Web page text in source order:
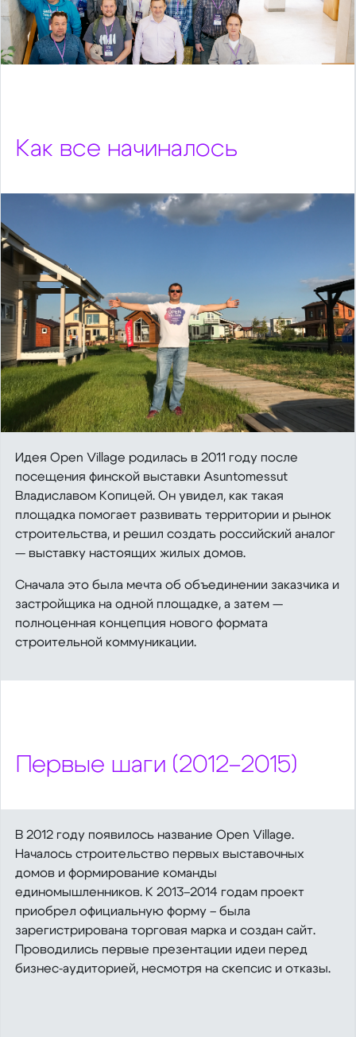
Как все начиналось
Идея Open Village родилась в 2011 году после
посещения финской выставки Asuntomessut
Владиславом Копицей. Он увидел, как такая
площадка помогает развивать территории и рынок
строительства, и решил создать российский аналог
— выставку настоящих жилых домов.
Сначала это была мечта об объединении заказчика и
застройщика на одной площадке, а затем —
полноценная концепция нового формата
строительной коммуникации.
Первые шаги (2012–2015)
В 2012 году появилось название Open Village.
Началось строительство первых выставочных
домов и формирование команды
единомышленников. К 2013–2014 годам проект
приобрел официальную форму – была
зарегистрирована торговая марка и создан сайт.
Проводились первые презентации идеи перед
бизнес‑аудиторией, несмотря на скепсис и отказы.